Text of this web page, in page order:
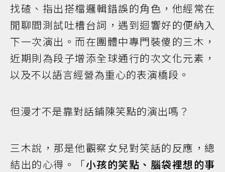
找碴、指出搭檔邏輯錯誤的角色，他經常在
閒聊間測試吐槽台詞，遇到迴響好的便納入
下一次演出。而在團體中專門裝傻的三木，
近期則為段子增添全球通行的次文化元素，
以及不以語言經營為重心的表演橋段。
但漫才不是靠對話鋪陳笑點的演出嗎？
三木說，那是他觀察女兒對笑話的反應，總
結出的心得。「小孩的笑點、腦袋裡想的事